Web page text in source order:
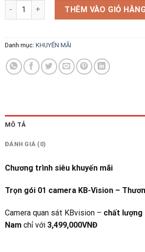
Trọn gói 01 camera KBVision - Thương
THÊM VÀO GIỎ
Danh mục: KHUYẾN MÃI
MÔ TẢ
ĐÁNH GIÁ (0)
Chương trình siêu khuyến mãi
Trọn gói 01 camera KB-Vision –
Camera quan sát KBvision – chất lượng
Nam chỉ với 3,499,000VNĐ